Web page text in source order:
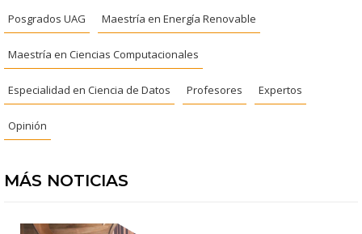
Posgrados UAG Maestría en Energía Renovable
Maestría en Ciencias Computacionales
Especialidad en Ciencia de Datos Profesores Expertos
Opinión
MÁS NOTICIAS